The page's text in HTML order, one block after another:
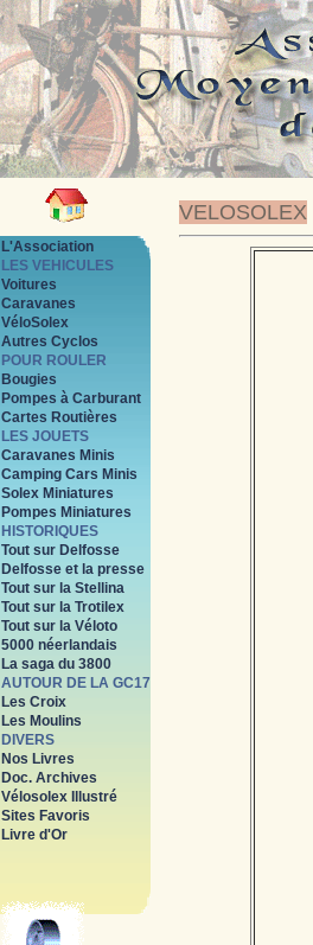
VELOSOLEX
L'Association
LES VEHICULES
Voitures
Caravanes
VéloSolex
Autres Cyclos
POUR ROULER
Bougies
Pompes à Carburant
Cartes Routières
LES JOUETS
Caravanes Minis
Camping Cars Minis
Solex Miniatures
Pompes Miniatures
HISTORIQUES
Tout sur Delfosse
Delfosse et la presse
Tout sur la Stellina
Tout sur la Trotilex
Tout sur la Véloto
5000 néerlandais
La saga du 3800
AUTOUR DE LA GC17
Les Croix
Les Moulins
DIVERS
Nos Livres
Doc. Archives
Vélosolex Illustré
Sites Favoris
Livre d'Or